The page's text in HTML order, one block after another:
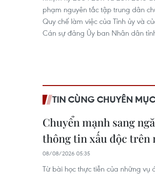
phạm nguyên tắc tập trung dân
Quy chế làm việc của Tỉnh ủy và
Cán sự đảng Ủy ban Nhân dân
TIN CÙNG CHUYÊN MỤC
Chuyển mạnh sang
thông tin xấu độc trên
08/08/2026 05:35
Từ bài học thực tiễn của những